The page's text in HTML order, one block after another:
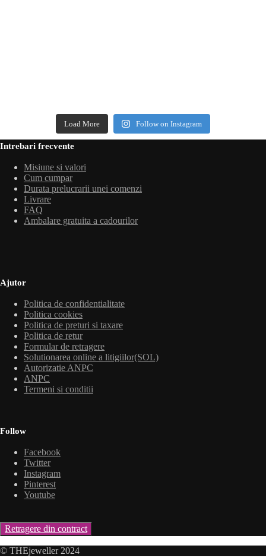
Load More Follow on Instagram
Intrebari frecvente
Misiune si valori
Cum cumpar
Durata prelucrarii unei comenzi
Livrare
FAQ
Ambalare gratuita a cadourilor
Ajutor
Politica de confidentialitate
Politica cookies
Politica de preturi si taxare
Politica de retur
Formular de retragere
Solutionarea online a litigiilor(SOL)
Autorizatie ANPC
ANPC
Termeni si conditii
Follow
Facebook
Twitter
Instagram
Pinterest
Youtube
Retragere din contract
© THEjeweller 2024